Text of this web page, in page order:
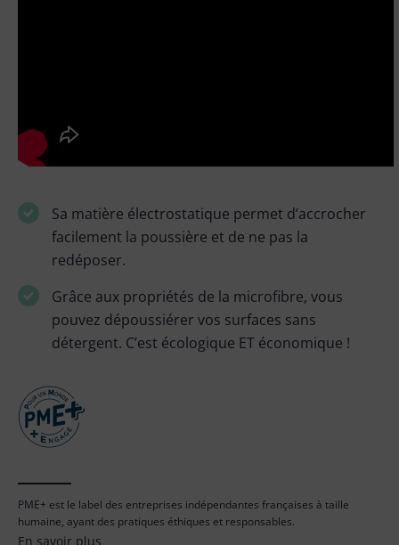
Sa matière électrostatique permet d’accrocher
facilement la poussière et de ne pas la
redéposer.
Grâce aux propriétés de la microfibre, vous
pouvez dépoussiérer vos surfaces sans
détergent. C’est écologique ET économique !
PME+ est le label des entreprises indépendantes françaises à taille
humaine, ayant des pratiques éthiques et responsables.
En savoir plus